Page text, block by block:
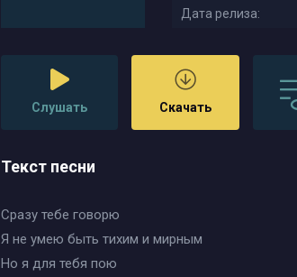
Дата релиза:
Слушать Скачать
Текст песни
Сразу тебе говорю
Я не умею быть тихим и мирным
Но я для тебя пою